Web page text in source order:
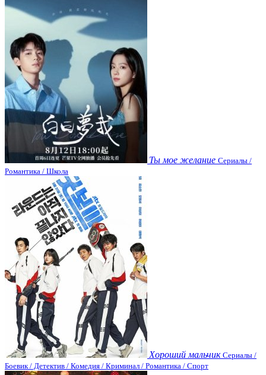
Ты мое желание Сериалы /
Романтика / Школа
Хороший мальчик Сериалы /
Боевик / Детектив / Комедия / Криминал / Романтика / Спорт